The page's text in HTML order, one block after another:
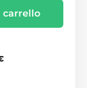
carrello